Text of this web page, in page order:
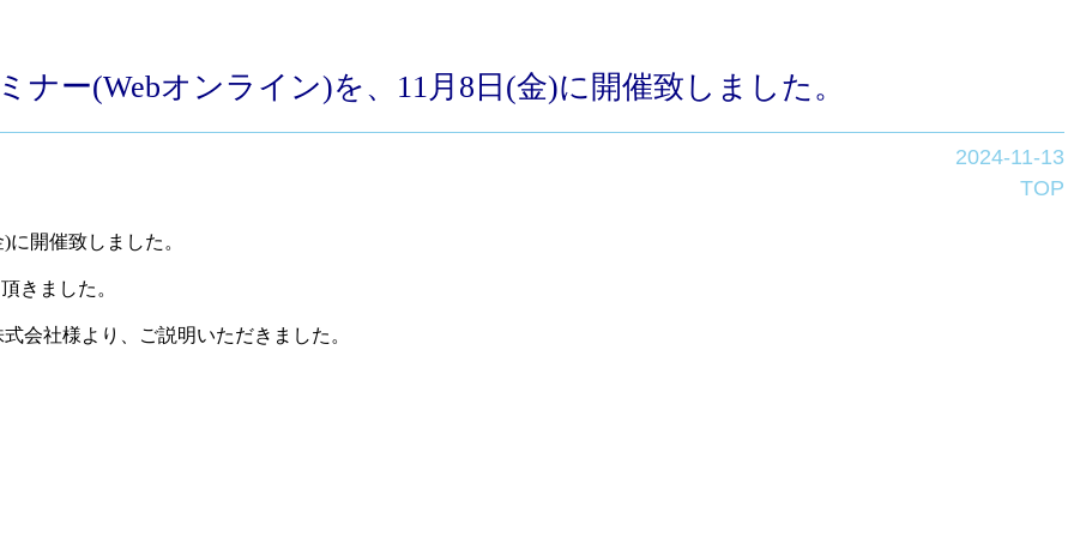
ナー(Webオンライン)を、11月8日(金)に開催致しました。
2024-11-13
TOP
開催致しました。
きました。
会社様より、ご説明いただきました。